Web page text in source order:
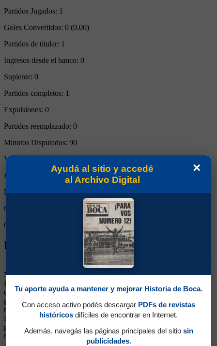
Partidos Jugados: 1
Goles Convertidos: 0 (0.00)
Partidos de titular: 1
Ingresos desde el banco: 0
Suplente: 0
Partidos completos: 1
Expulsiones: 0
Partidos reemplazado: 0
Minutos Disputados: 90
Victorias:
Empates:
Derrotas:0
Goles de Boca:
Goles rivales:
Biografía de Ivar Gerardo Stafuza
Marcador de Punta Derecho. Ganó 3 títulos (Supercopa 1989,
Recopa 1990 y Master 1992). Surgido de las Inferiores. Jugaba por
derecha, de volante, pero más que nada como lateral. De dinámica y
garra, arrancó su carrera en Primera de la mano de Faraone. Su
mejor momento fue durante la Supercopa 1989, sobre todo en la
final, marcándolo muy bien a Alfaro Moreno. Siempre estuvo
preparado para jugar, si no era titular, era un reemplazo que
mantenía regularidad. En 1992 siguió su carrera en Banfield.
×
Ayudá al sitio y accedé
al Archivo Digital
Tu aporte ayuda a mantener y mejorar Historia de Boca.
Con acceso activo podés descargar PDFs de revistas
históricos difíciles de encontrar en Internet.
Además, navegás las páginas principales del sitio sin
publicidades.